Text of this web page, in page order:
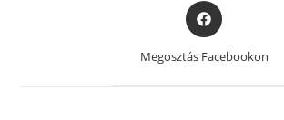
Opens
in
a
Megosztás Facebookon